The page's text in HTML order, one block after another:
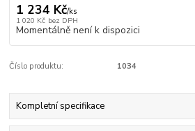
1 234 Kč/ks
1 020 Kč bez DPH
Momentálně není k dispozici
Číslo produktu: 1034
Kompletní specifikace